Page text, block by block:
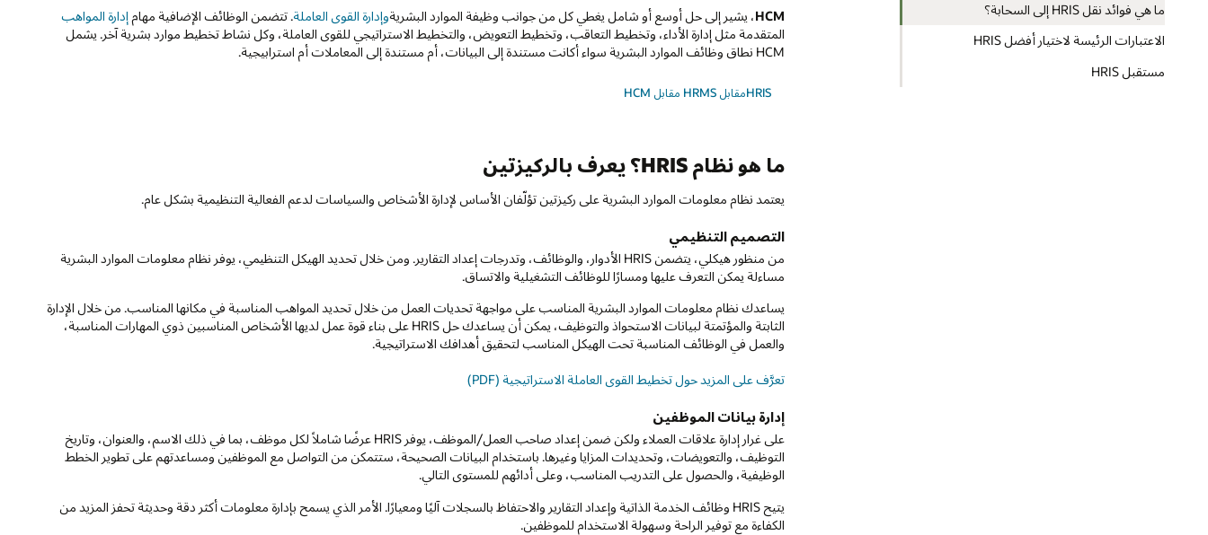
ما هي فوائد نقل HRIS إلى السحابة؟
الاعتبارات الرئيسة لاختيار أفضل HRIS
مستقبل HRIS
HCM، يشير إلى حل أوسع أو شامل يغطي كل من جوانب وظيفة الموارد البشريةوإدارة القوى العاملة. تتضمن الوظائف الإضافية مهام إدارة المواهب
المتقدمة مثل إدارة الأداء، وتخطيط التعاقب، وتخطيط التعويض، والتخطيط الاستراتيجي للقوى العاملة، وكل نشاط تخطيط موارد بشرية آخر. يشمل
HCM نطاق وظائف الموارد البشرية سواء أكانت مستندة إلى البيانات، أم مستندة إلى المعاملات أم استرابيجية.
HRISمقابل HRMS مقابل HCM
ما هو نظام HRIS؟ يعرف بالركيزتين
يعتمد نظام معلومات الموارد البشرية على ركيزتين تؤلّفان الأساس لإدارة الأشخاص والسياسات لدعم الفعالية التنظيمية بشكل عام.
التصميم التنظيمي
من منظور هيكلي، يتضمن HRIS الأدوار، والوظائف، وتدرجات إعداد التقارير. ومن خلال تحديد الهيكل التنظيمي، يوفر نظام معلومات الموارد البشرية
مساءلة يمكن التعرف عليها ومسارًا للوظائف التشغيلية والاتساق.
يساعدك نظام معلومات الموارد البشرية المناسب على مواجهة تحديات العمل من خلال تحديد المواهب المناسبة في مكانها المناسب. من خلال الإدارة
الثابتة والمؤتمتة لبيانات الاستحواذ والتوظيف، يمكن أن يساعدك حل HRIS على بناء قوة عمل لديها الأشخاص المناسبين ذوي المهارات المناسبة،
والعمل في الوظائف المناسبة تحت الهيكل المناسب لتحقيق أهدافك الاستراتيجية.
تعرَّف على المزيد حول تخطيط القوى العاملة الاستراتيجية (PDF)
إدارة بيانات الموظفين
على غرار إدارة علاقات العملاء ولكن ضمن إعداد صاحب العمل/الموظف، يوفر HRIS عرضًا شاملاً لكل موظف، بما في ذلك الاسم، والعنوان، وتاريخ
التوظيف، والتعويضات، وتحديدات المزايا وغيرها. باستخدام البيانات الصحيحة، ستتمكن من التواصل مع الموظفين ومساعدتهم على تطوير الخطط
الوظيفية، والحصول على التدريب المناسب، وعلى أدائهم للمستوى التالي.
يتيح HRIS وظائف الخدمة الذاتية وإعداد التقارير والاحتفاظ بالسجلات آليًا ومعيارًا. الأمر الذي يسمح بإدارة معلومات أكثر دقة وحديثة تحفز المزيد من
الكفاءة مع توفير الراحة وسهولة الاستخدام للموظفين.